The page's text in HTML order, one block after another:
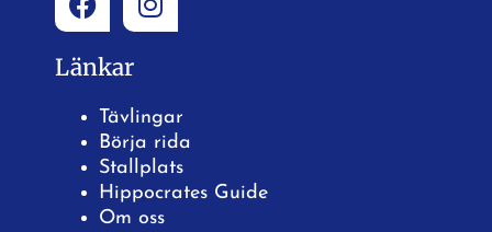
Länkar
Tävlingar
Börja rida
Stallplats
Hippocrates Guide
Om oss